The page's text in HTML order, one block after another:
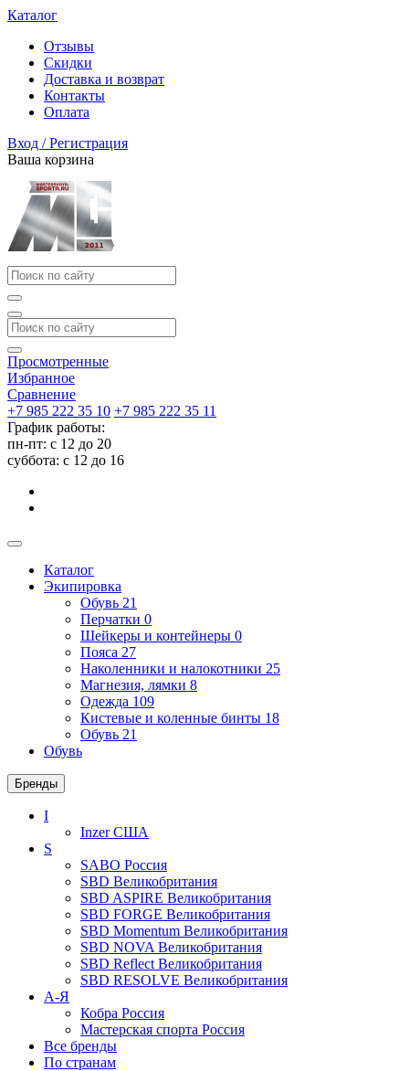
Каталог
Отзывы
Скидки
Доставка и возврат
Контакты
Оплата
Вход / Регистрация
Ваша корзина
Просмотренные
Избранное
Сравнение
+7 985 222 35 10 +7 985 222 35 11
График работы:
пн-пт: с 12 до 20
суббота: c 12 до 16
Каталог
Экипировка
Обувь 21
Перчатки 0
Шейкеры и контейнеры 0
Пояса 27
Наколенники и налокотники 25
Магнезия, лямки 8
Одежда 109
Кистевые и коленные бинты 18
Обувь 21
Обувь
Бренды
I
InzerСША
S
SABO Россия
SBD Великобритания
SBD ASPIRE Великобритания
SBD FORGE Великобритания
SBD Momentum Великобритания
SBD NOVA Великобритания
SBD Reflect Великобритания
SBD RESOLVE Великобритания
А-Я
Кобра Россия
Мастерская спорта Россия
Все бренды
По странам